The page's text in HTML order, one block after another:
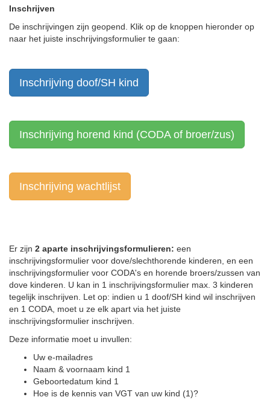
Inschrijven
De inschrijvingen zijn geopend. Klik op de knoppen hieronder op
naar het juiste inschrijvingsformulier te gaan:
Inschrijving doof/SH kind
Inschrijving horend kind (CODA of broer/zus)
Inschrijving wachtlijst
Er zijn 2 aparte inschrijvingsformulieren: een
inschrijvingsformulier voor dove/slechthorende kinderen, en een
inschrijvingsformulier voor CODA's en horende broers/zussen van
dove kinderen. U kan in 1 inschrijvingsformulier max. 3 kinderen
tegelijk inschrijven. Let op: indien u 1 doof/SH kind wil inschrijven
en 1 CODA, moet u ze elk apart via het juiste
inschrijvingsformulier inschrijven.
Deze informatie moet u invullen:
Uw e-mailadres
Naam & voornaam kind 1
Geboortedatum kind 1
Hoe is de kennis van VGT van uw kind (1)?